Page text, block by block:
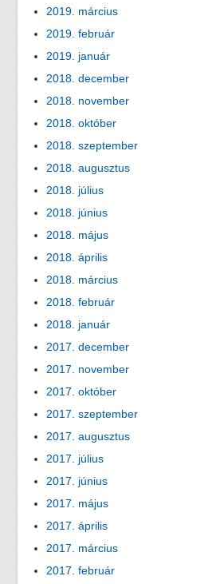
2019. március
2019. február
2019. január
2018. december
2018. november
2018. október
2018. szeptember
2018. augusztus
2018. július
2018. június
2018. május
2018. április
2018. március
2018. február
2018. január
2017. december
2017. november
2017. október
2017. szeptember
2017. augusztus
2017. július
2017. június
2017. május
2017. április
2017. március
2017. február